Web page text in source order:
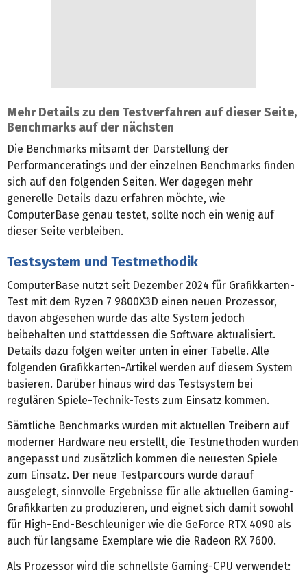
Mehr Details zu den Testverfahren auf dieser Seite,
Benchmarks auf der nächsten
Die Benchmarks mitsamt der Darstellung der
Performanceratings und der einzelnen Benchmarks finden
sich auf den folgenden Seiten. Wer dagegen mehr
generelle Details dazu erfahren möchte, wie
ComputerBase genau testet, sollte noch ein wenig auf
dieser Seite verbleiben.
Testsystem und Testmethodik
ComputerBase nutzt seit Dezember 2024 für Grafikkarten-
Test mit dem Ryzen 7 9800X3D einen neuen Prozessor,
davon abgesehen wurde das alte System jedoch
beibehalten und stattdessen die Software aktualisiert.
Details dazu folgen weiter unten in einer Tabelle. Alle
folgenden Grafikkarten-Artikel werden auf diesem System
basieren. Darüber hinaus wird das Testsystem bei
regulären Spiele-Technik-Tests zum Einsatz kommen.
Sämtliche Benchmarks wurden mit aktuellen Treibern auf
moderner Hardware neu erstellt, die Testmethoden wurden
angepasst und zusätzlich kommen die neuesten Spiele
zum Einsatz. Der neue Testparcours wurde darauf
ausgelegt, sinnvolle Ergebnisse für alle aktuellen Gaming-
Grafikkarten zu produzieren, und eignet sich damit sowohl
für High-End-Beschleuniger wie die GeForce RTX 4090 als
auch für langsame Exemplare wie die Radeon RX 7600.
Als Prozessor wird die schnellste Gaming-CPU verwendet: